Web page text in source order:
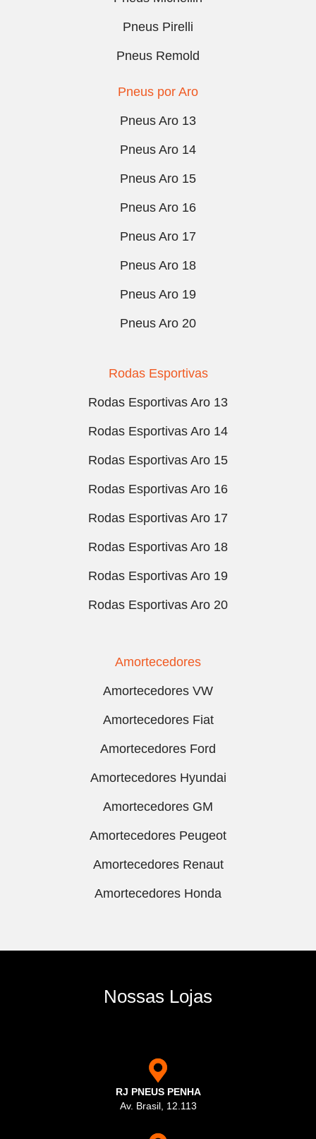
Pneus Pirelli
Pneus Remold
Pneus por Aro
Pneus Aro 13
Pneus Aro 14
Pneus Aro 15
Pneus Aro 16
Pneus Aro 17
Pneus Aro 18
Pneus Aro 19
Pneus Aro 20
Rodas Esportivas
Rodas Esportivas Aro 13
Rodas Esportivas Aro 14
Rodas Esportivas Aro 15
Rodas Esportivas Aro 16
Rodas Esportivas Aro 17
Rodas Esportivas Aro 18
Rodas Esportivas Aro 19
Rodas Esportivas Aro 20
Amortecedores
Amortecedores VW
Amortecedores Fiat
Amortecedores Ford
Amortecedores Hyundai
Amortecedores GM
Amortecedores Peugeot
Amortecedores Renaut
Amortecedores Honda
Nossas Lojas
RJ PNEUS PENHA
Av. Brasil, 12.113